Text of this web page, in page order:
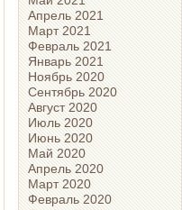
Апрель 2021
Март 2021
Февраль 2021
Январь 2021
Ноябрь 2020
Сентябрь 2020
Август 2020
Июль 2020
Июнь 2020
Май 2020
Апрель 2020
Март 2020
Февраль 2020